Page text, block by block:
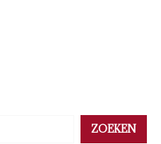
ZOEKEN